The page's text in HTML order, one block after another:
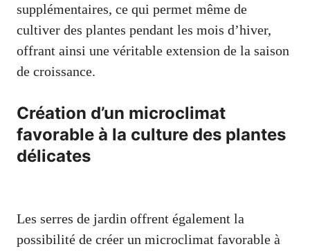
supplémentaires, ce qui permet même de
cultiver des plantes pendant les mois d’hiver,
offrant ainsi une véritable extension de la saison
de croissance.
Création d’un microclimat
favorable à la culture des plantes
délicates
Les serres de jardin offrent également la
possibilité de créer un microclimat favorable à